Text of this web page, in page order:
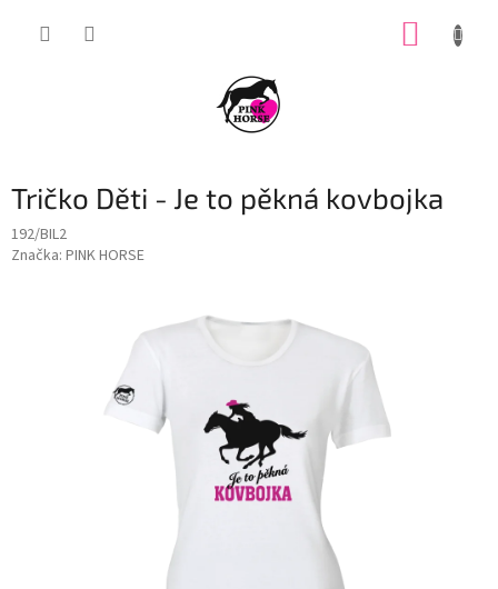
Tričko Děti - Je to pěkná kovbojka
192/BIL2
Značka: PINK HORSE